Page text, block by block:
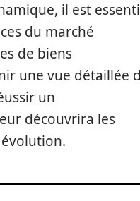
il est
du marché
de biens
une vue détaillée
un
découvrira les